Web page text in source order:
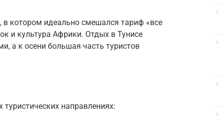
котором идеально смешался тариф «все
и культура Африки. Отдых в Тунисе
а к осени большая часть туристов
направлениях: